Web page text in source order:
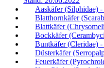
Aaskäfer (Silphidae)
Blatthornkäfer
Blattkäfer
Bockkäfer
Buntkäfer (Cleridae)
Düsterkäfer
Feuerkäfer